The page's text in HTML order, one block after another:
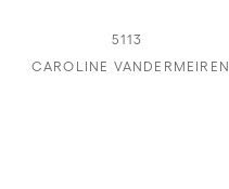
5113
CAROLINE VANDERMEIREN